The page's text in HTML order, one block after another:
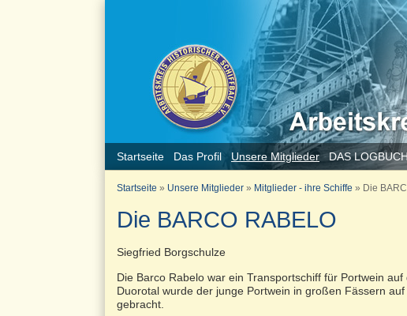
Startseite Das Profil Unsere Mitglieder DAS LOGBUCH
Startseite » Unsere Mitglieder » Mitglieder - ihre Schiffe » Die
Die BARCO RABELO
Siegfried Borgschulze
Die Barco Rabelo war ein Transportschiff für Portwein
Duorotal wurde der junge Portwein in großen Fässern
gebracht.